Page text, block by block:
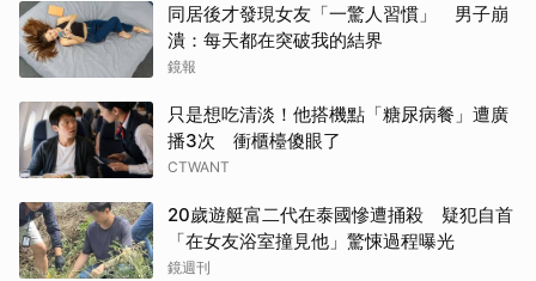
同居後才發現女友「一驚人習慣」 男子崩
潰：每天都在突破我的結界
鏡報
只是想吃清淡！他搭機點「糖尿病餐」遭廣
播3次 衝櫃檯傻眼了
CTWANT
20歲遊艇富二代在泰國慘遭捅殺 疑犯自首
「在女友浴室撞見他」驚悚過程曝光
鏡週刊
取消